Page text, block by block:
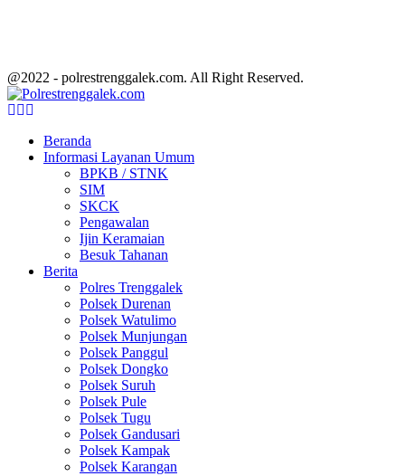
@2022 - polrestrenggalek.com. All Right Reserved.
Facebook
Twitter
Beranda
Informasi Layanan Umum
BPKB / STNK
SIM
SKCK
Pengawalan
Ijin Keramaian
Besuk Tahanan
Berita
Polres Trenggalek
Polsek Durenan
Polsek Watulimo
Polsek Munjungan
Polsek Panggul
Polsek Dongko
Polsek Suruh
Polsek Pule
Polsek Tugu
Polsek Gandusari
Polsek Kampak
Polsek Karangan